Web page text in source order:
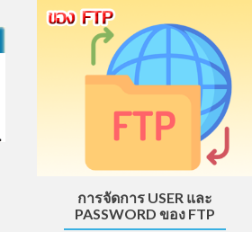
การจัดการ USER และ
PASSWORD ของ FTP